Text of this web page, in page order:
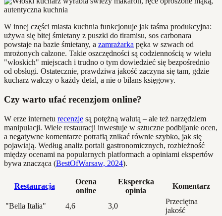
W innej części miasta kuchnia funkcjonuje jak taśma produkcyjna:
używa się bitej śmietany z puszki do tiramisu, sos carbonara
powstaje na bazie śmietany, a zamrażarka pęka w szwach od
mrożonych calzone. Takie oszczędności są codziennością w wielu
"włoskich" miejscach i trudno o tym dowiedzieć się bezpośrednio
od obsługi. Ostatecznie, prawdziwa jakość zaczyna się tam, gdzie
kucharz walczy o każdy detal, a nie o bilans księgowy.
Czy warto ufać recenzjom online?
W erze internetu recenzje są potężną walutą – ale też narzędziem
manipulacji. Wiele restauracji inwestuje w sztuczne podbijanie ocen,
a negatywne komentarze potrafią znikać równie szybko, jak się
pojawiają. Według analiz portali gastronomicznych, rozbieżność
między ocenami na popularnych platformach a opiniami ekspertów
bywa znacząca (BestOfWarsaw, 2024).
Restauracja
Ocena
online
Ekspercka
opinia
Komentarz
"Bella Italia" 4,6 3,0
Przeciętna
jakość